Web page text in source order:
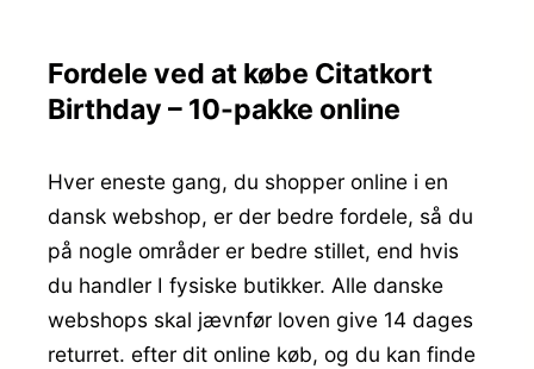
Fordele ved at købe Citatkort
Birthday – 10-pakke online
Hver eneste gang, du shopper online i en
dansk webshop, er der bedre fordele, så du
på nogle områder er bedre stillet, end hvis
du handler I fysiske butikker. Alle danske
webshops skal jævnfør loven give 14 dages
returret. efter dit online køb, og du kan finde